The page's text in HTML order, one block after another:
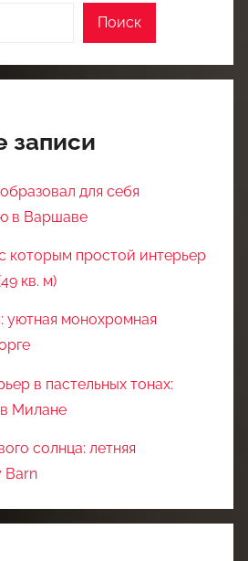
Поиск
записи
для себя
в Варшаве
которым простой интерьер
кв. м)
уютная монохромная
в пастельных тонах:
Милане
солнца: летняя
Barn